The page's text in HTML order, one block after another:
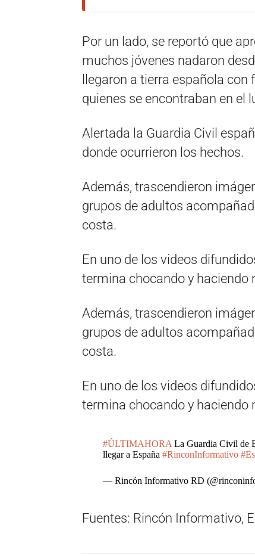
Por un lado, se reportó que
muchos jóvenes nadaron
llegaron a tierra española
quienes se encontraban en el
Alertada la Guardia Civil
donde ocurrieron los hechos.
Además, trascendieron
grupos de adultos
costa.
En uno de los videos
termina chocando y haciendo
Además, trascendieron
grupos de adultos
costa.
En uno de los videos
termina chocando y haciendo
#ÚLTIMAHORA La Guardia Civil de
llegar a España #RinconInformativo
— Rincón Informativo RD
Fuentes: Rincón Informativo,